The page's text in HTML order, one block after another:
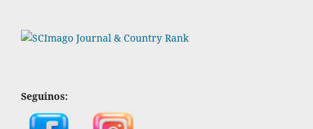
Seguinos: